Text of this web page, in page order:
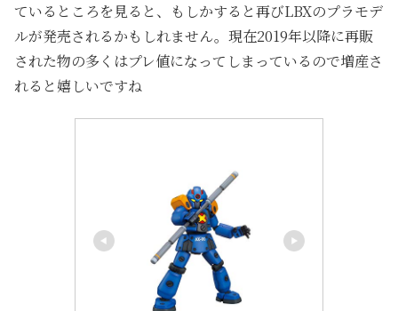
ているところを見ると、もしかすると再びLBXのプラモデ
ルが発売されるかもしれません。現在2019年以降に再販
された物の多くはプレ値になってしまっているので増産さ
れると嬉しいですね